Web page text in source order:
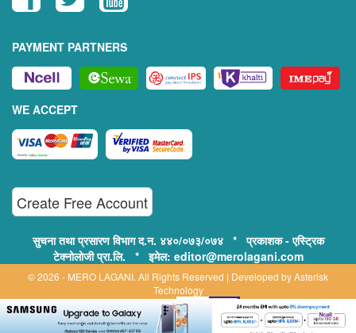
PAYMENT PARTNERS
WE ACCEPT
Create Free Account
सुचना तथा प्रसारण विभाग द.न. ४४०/०७३/०७४ * प्रकाशक - एस्ट्रिक
टेक्नोलोजी प्रा.लि. * इमेल: editor@merolagani.com
© 2026 - MERO LAGANI. All Rights Reserved | Developed byAsterisk
Technology
Supported By: